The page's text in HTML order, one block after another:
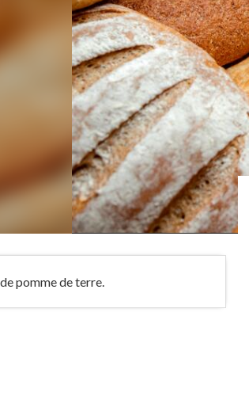
pomme de terre.